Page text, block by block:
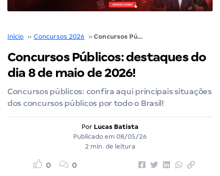
Início ›› Concursos 2026 ›› Concursos Públicos: destaques do dia 8 de maio de 2026!
Concursos Públicos: destaques do
dia 8 de maio de 2026!
Concursos públicos: confira aqui principais situações
dos concursos públicos por todo o Brasil!
Por Lucas Batista
Publicado em 08/05/26
2 min. de leitura
0 0